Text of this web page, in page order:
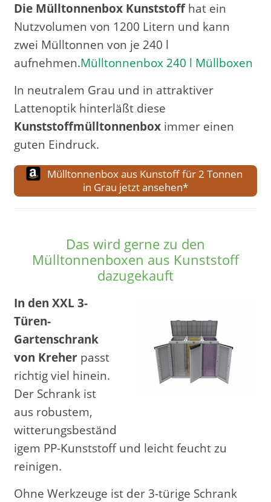
Die Mülltonnenbox Kunststoffhat ein
Nutzvolumen von 1200 Litern und kann
zwei Mülltonnen von je 240 l
aufnehmen.Mülltonnenbox 240 l Müllboxen
In neutralem Grau und in attraktiver
Lattenoptik hinterläßt diese
Kunststoffmülltonnenbox immer einen
guten Eindruck.
Mülltonnenbox aus Kunstoff für 2 Tonnen
in Grau jetzt ansehen*
Das wird gerne zu den
Mülltonnenboxen aus Kunststoff
dazugekauft
In den XXL 3-
Türen-
Gartenschrank
von Kreher passt
richtig viel hinein.
Der Schrank ist
aus robustem,
witterungsbeständ
igem PP-Kunststoff und leicht feucht zu
reinigen.
Ohne Werkzeuge ist der 3-türige Schrank